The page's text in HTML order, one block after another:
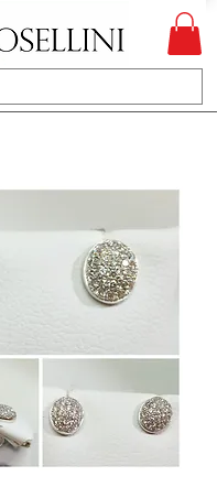
Gioielleria Rosellini
Rosellini online